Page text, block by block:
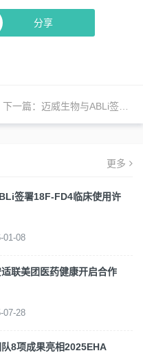
分享
下一篇： 迈威生物与ABLi签署18F-FD4临床使用许可协议
更多
签署18F-FD4临床使用许
01-08
联美团医药健康开启合作
07-28
8项成果亮相2025EHA